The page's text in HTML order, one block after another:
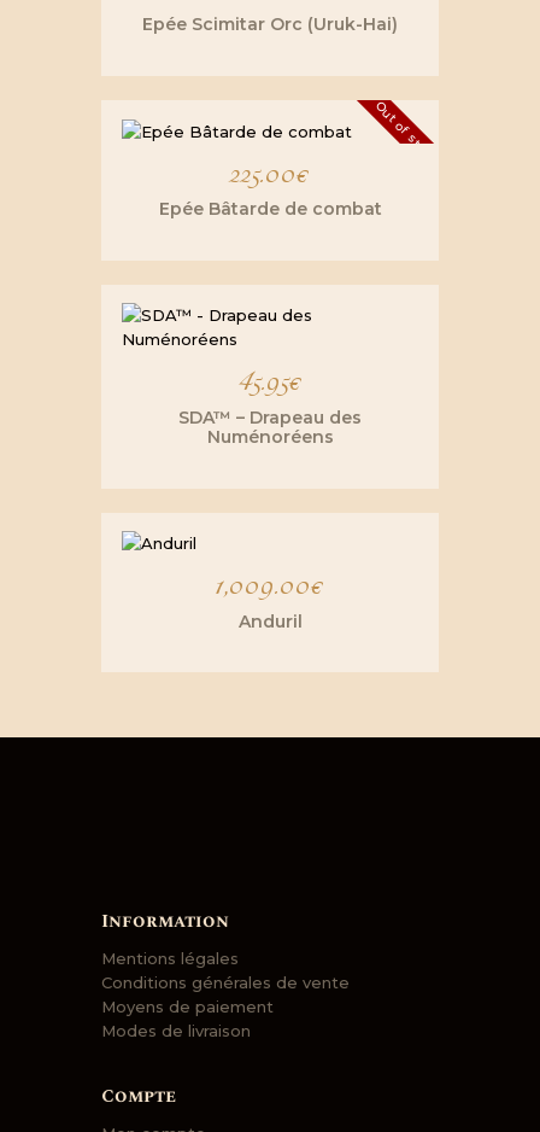
Epée Scimitar Orc (Uruk-Hai)
Out of stock
225.00€
Epée Bâtarde de combat
45.95€
SDA™ – Drapeau des
Numénoréens
1,009.00€
Anduril
Information
Mentions légales
Conditions générales de vente
Moyens de paiement
Modes de livraison
Compte